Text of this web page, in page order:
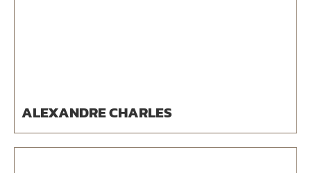
ALEXANDRE CHARLES